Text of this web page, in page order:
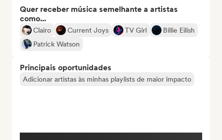
Quer receber música semelhante a artistas
como...
Clairo Current Joys TV Girl
Billie Eilish
Patrick Watson
Principais oportunidades
Adicionar artistas às minhas playlists de maior impacto